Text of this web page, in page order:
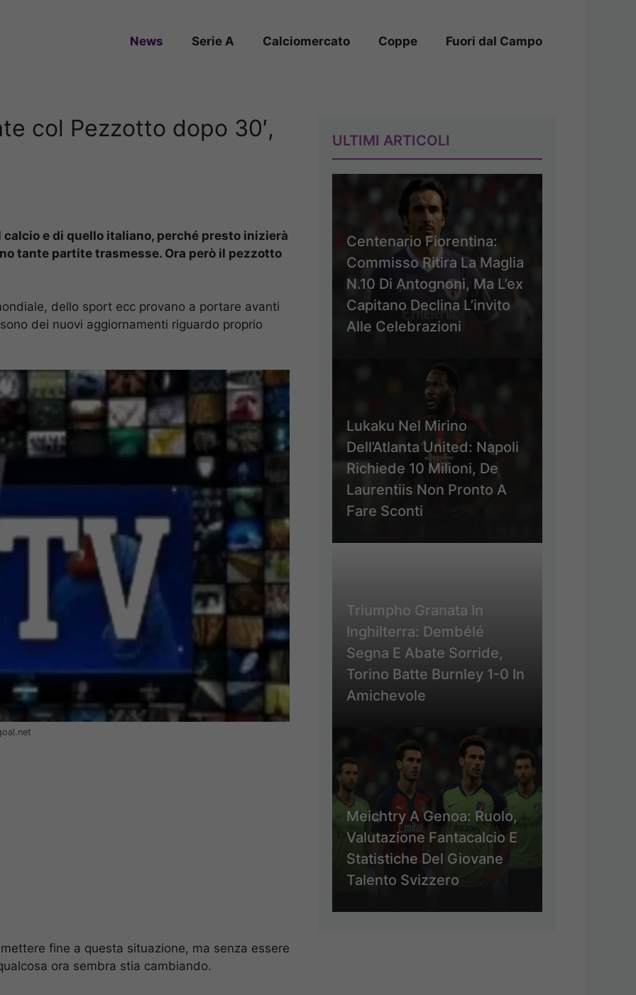
News Serie A Calciomercato Coppe Fuori dal Campo
col Pezzotto dopo 30′,
e di quello italiano, perché presto inizierà
tante partite trasmesse. Ora però il pezzotto
dello sport ecc provano a portare avanti
dei nuovi aggiornamenti riguardo proprio
fine a questa situazione, ma senza essere
ora sembra stia cambiando.
ULTIMI ARTICOLI
Centenario Fiorentina:
Commisso Ritira La Maglia
N.10 Di Antognoni, Ma L’ex
Capitano Declina L’invito
Alle Celebrazioni
Lukaku Nel Mirino
Dell’Atlanta United: Napoli
Richiede 10 Milioni, De
Laurentiis Non Pronto A
Fare Sconti
Triumpho Granata In
Inghilterra: Dembélé
Segna E Abate Sorride,
Torino Batte Burnley 1-0 In
Amichevole
Meichtry A Genoa: Ruolo,
Valutazione Fantacalcio E
Statistiche Del Giovane
Talento Svizzero